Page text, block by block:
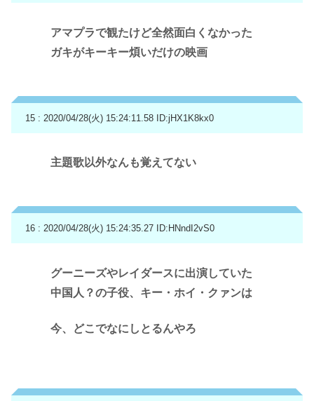
アマプラで観たけど全然面白くなかった
ガキがキーキー煩いだけの映画
15 : 2020/04/28(火) 15:24:11.58 ID:jHX1K8kx0
主題歌以外なんも覚えてない
16 : 2020/04/28(火) 15:24:35.27 ID:HNndI2vS0
グーニーズやレイダースに出演していた
中国人？の子役、キー・ホイ・クァンは
今、どこでなにしとるんやろ